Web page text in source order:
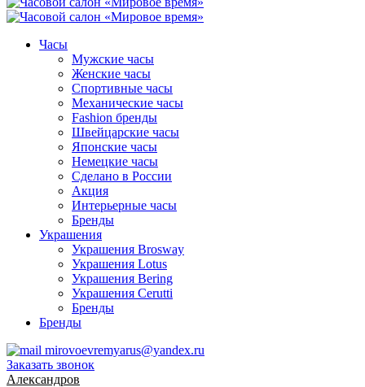
Часы
Мужские часы
Женские часы
Спортивные часы
Механические часы
Fashion бренды
Швейцарские часы
Японские часы
Немецкие часы
Сделано в России
Акция
Интерьерные часы
Бренды
Украшения
Украшения Brosway
Украшения Lotus
Украшения Bering
Украшения Cerutti
Бренды
Бренды
mirovoevremyarus@yandex.ru
Заказать звонок
Александров